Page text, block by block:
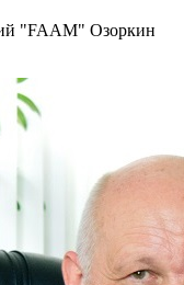
"FAAM" Озоркин